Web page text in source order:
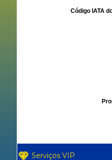
Código IATA
Serviços VIP